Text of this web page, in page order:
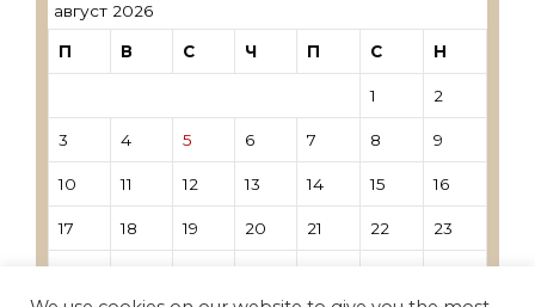
август 2026
П В С Ч П С Н
1 2
3 4 5 6 7 8 9
10 11 12 13 14 15 16
17 18 19 20 21 22 23